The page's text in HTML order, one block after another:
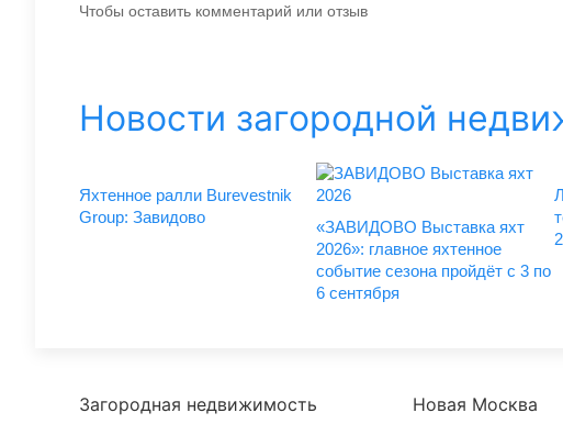
Чтобы оставить комментарий или отзыв
Новости загородной
Яхтенное ралли Burevestnik
Group: Завидово
«ЗАВИДОВО Выставка яхт
2026»: главное яхтенное
событие сезона пройдёт с 3 по
6 сентября
Загородная недвижимость Новая Москва